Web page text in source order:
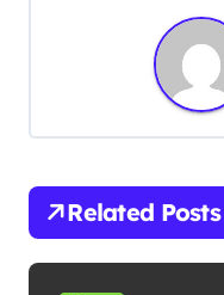
а
и
я
Related Posts